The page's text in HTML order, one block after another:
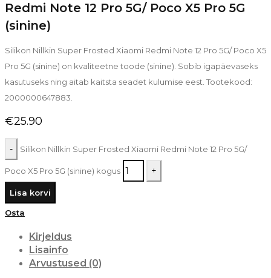
Redmi Note 12 Pro 5G/ Poco X5 Pro 5G
(sinine)
Silikon Nillkin Super Frosted Xiaomi Redmi Note 12 Pro 5G/ Poco X5
Pro 5G (sinine) on kvaliteetne toode (sinine). Sobib igapäevaseks
kasutuseks ning aitab kaitsta seadet kulumise eest. Tootekood:
2000000647883.
€25.90
Silikon Nillkin Super Frosted Xiaomi Redmi Note 12 Pro 5G/
Poco X5 Pro 5G (sinine) kogus
Lisa korvi
Osta
Kirjeldus
Lisainfo
Arvustused (0)